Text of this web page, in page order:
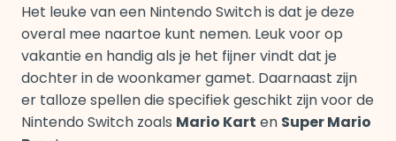
Het leuke van een Nintendo Switch is dat je deze
overal mee naartoe kunt nemen. Leuk voor op
vakantie en handig als je het fijner vindt dat je
dochter in de woonkamer gamet. Daarnaast zijn
er talloze spellen die specifiek geschikt zijn voor de
Nintendo Switch zoals Mario Kart en Super Mario